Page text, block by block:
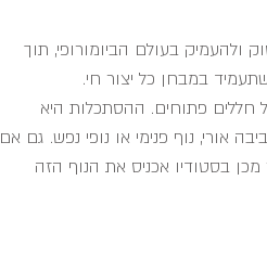
ולהעמיק בעולם הביומורופי, תוך
במבחן כל יצור חי.
חללים פתוחים. ההסתכלות היא
אורי, נוף פנימי או נופי נפש. גם אם
בסטודיו אכניס את הנוף הזה